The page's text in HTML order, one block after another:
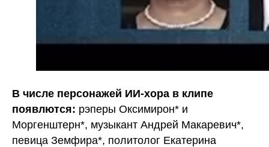
В числе персонажей ИИ-хора в клипе
появлются: рэперы Оксимирон* и
Моргенштерн*, музыкант Андрей Макаревич*,
певица Земфира*, политолог Екатерина